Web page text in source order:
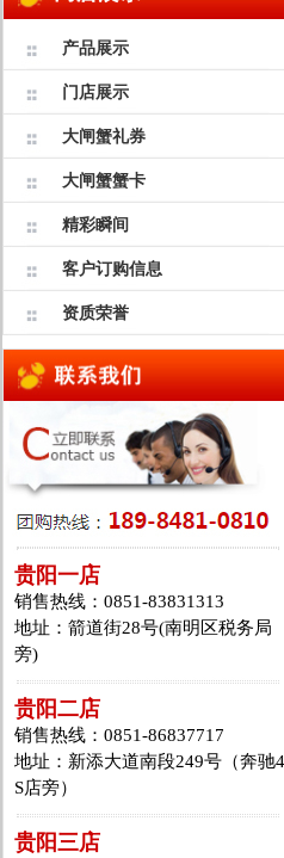
产品展示
门店展示
大闸蟹礼券
大闸蟹蟹卡
精彩瞬间
客户订购信息
资质荣誉
贵阳一店
销售热线：0851-83831313
地址：箭道街28号(南明区税务局
旁)
贵阳二店
销售热线：0851-86837717
地址：新添大道南段249号（奔驰4
S店旁）
贵阳三店